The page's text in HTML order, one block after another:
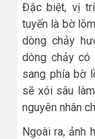
Đặc biệt, vị
tuyến là bờ
dòng chảy
dòng chảy
sang phía bờ
sẽ xói sâu
nguyên nhân
Ngoài ra, ảnh